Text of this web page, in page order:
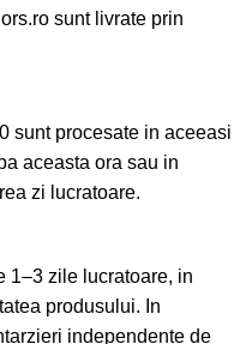
sunt livrate prin
sunt procesate in aceeasi
aceasta ora sau in
zi lucratoare.
1–3 zile lucratoare, in
produsului. In
independente de